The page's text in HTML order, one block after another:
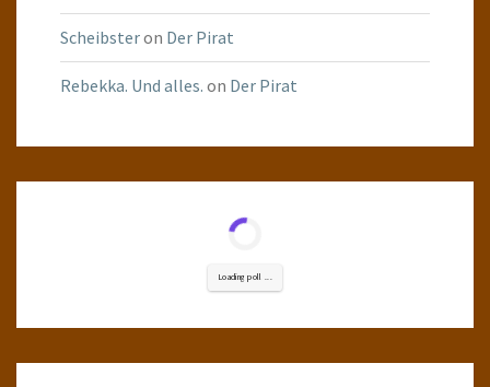
Scheibsteron Der Pirat
Rebekka. Und alles. on Der Pirat
Loading poll ...